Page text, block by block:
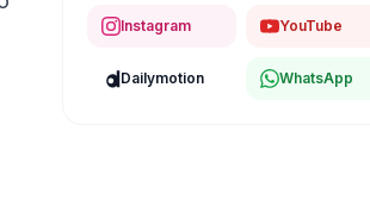
Instagram YouTube
Dailymotion WhatsApp